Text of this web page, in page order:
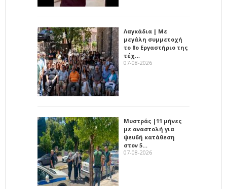
Λαγκάδια | Με
μεγάλη συμμετοχή
το 8ο Εργαστήριο της
τέχ…
07-08-2026
Μυστράς |11 μήνες
με αναστολή για
ψευδή κατάθεση
στον 5…
07-08-2026